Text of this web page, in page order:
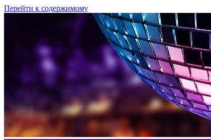
Перейти к содержимому